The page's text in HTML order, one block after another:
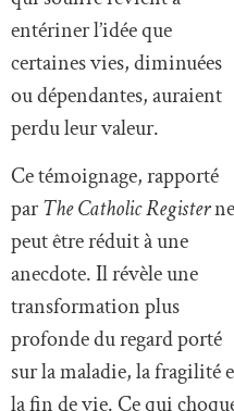
entériner l’idée que
certaines vies, diminuées
ou dépendantes, auraient
perdu leur valeur.
Ce témoignage, rapporté
parThe Catholic Registerne
peut être réduit à une
anecdote. Il révèle une
transformation plus
profonde du regard porté
sur la maladie, la fragilité
la fin de vie. Ce qui